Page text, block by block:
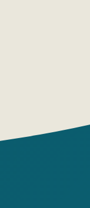
только здесь